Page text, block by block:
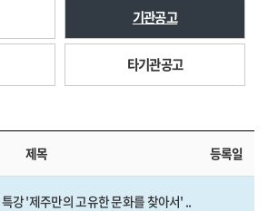
기관공고
타기관공고
제목 등록일
강 '제주만의 고유한 문화를 찾아서' ..